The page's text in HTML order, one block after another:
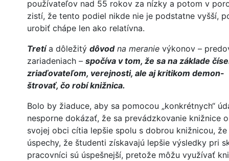
používateľov nad 55 rokov za nízky a potom v
zistí, že tento podiel nikde nie je podstatne vyšší,
urobiť chápe len ako relatívna.
Tretía dôležitý dôvodna meranie výkonov –
zariadeniach – spočíva v tom, že sa na základe
zriaďovateľom, verejnosti, ale aj kritikom demon-
štrovať, čo robí knižnica.
Bolo by žiaduce, aby sa pomocou „konkrétnych“
nesporne dokázať, že sa prevádzkovanie knižnice
svojej obci cítia lepšie spolu s dobrou knižnicou,
úspechy, že študenti získavajú lepšie výsledky pri
pracovníci sú úspešnejší, pretože môžu využívať